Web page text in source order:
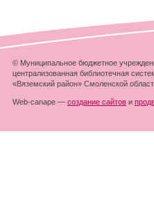
© Муниципальное бюджетное
централизованная библиотечная
«Вяземский район» Смоленской
Web-canape — создание сайтов и